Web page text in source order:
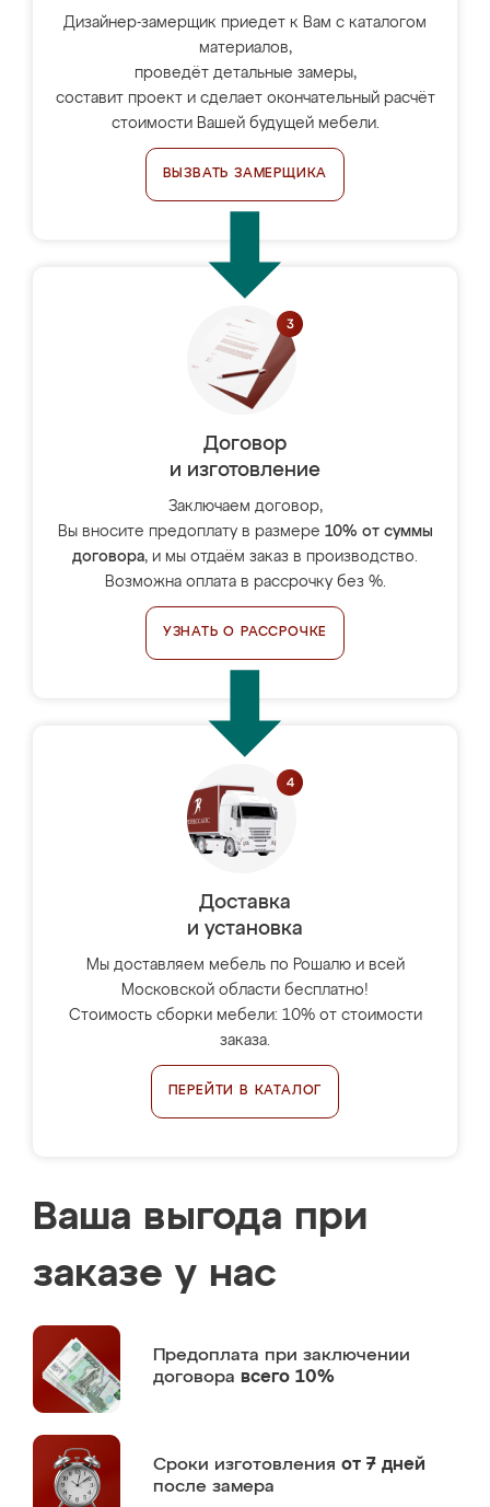
Дизайнер-замерщик приедет к Вам с каталогом
материалов,
проведёт детальные замеры,
составит проект и сделает окончательный расчёт
стоимости Вашей будущей мебели.
ВЫЗВАТЬ ЗАМЕРЩИКА
Договор
и изготовление
Заключаем договор,
Вы вносите предоплату в размере 10% от суммы
договора, и мы отдаём заказ в производство.
Возможна оплата в рассрочку без %.
УЗНАТЬ О РАССРОЧКЕ
Доставка
и установка
Мы доставляем мебель по Рошалю и всей
Московской области бесплатно!
Стоимость сборки мебели: 10% от стоимости
заказа.
ПЕРЕЙТИ В КАТАЛОГ
Ваша выгода при
заказе у нас
Предоплата при заключении
договора всего 10%
Сроки изготовления от 7 дней
после замера